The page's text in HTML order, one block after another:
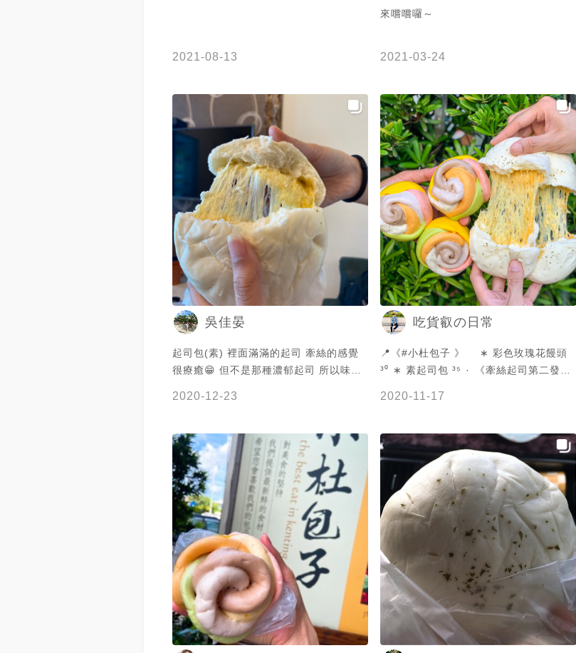
2021-08-13
來嚐嚐囉～
2021-03-24
吳佳晏
起司包(素) 裡面滿滿的起司 牽絲的感覺
很療癒😁 但不是那種濃郁起司 所以味道
2020-12-23
吃貨叡の日常
📍《#小杜包子 》⁣⁣⁣⁣⁣⁣⁣⁣⁣⁣⁣⁣⁣⁣⁣⁣ ∗ 彩色玫瑰花饅頭
³⁰⁣ ∗ 素起司包 ³⁵⁣ ·⁣⁣ 《牽絲起司第二發
嗎？⁣ ⁣ 彩色玫瑰花饅頭很繽紛超吸睛🌹⁣ 不
過吃起來其實跟一般饅頭一樣！⁣ 小編這
次還吃了辣獅子頭包 有夠好吃⁣ 重口味朋
友可以買！ 香辣帶勁超唰嘴⁣ 榮登心目中
第一名🥇⁣ 可惜忘了拍給大家看😅⁣ ·⁣⁣⁣⁣⁣⁣⁣⁣⁣⁣⁣⁣⁣⁣⁣⁣ 🏷️
標籤搜尋🔍 #叡叡吃屏東 ⁣⁣⁣⁣ 🏠屏東縣恆春
鎮恆公路20號⁣ ☎️08-8899608⁣ ⏰06:30-
20:00⁣ ·⁣⁣⁣⁣⁣⁣⁣⁣⁣⁣⁣⁣⁣⁣⁣⁣ #Rayの食記 #屏東 #恆春 #屏
東美食 #恆春美食 #銅板美食 #包子 #饅
頭 #屏東必吃 #屏東小吃 #foodgram
#instafood #foodtaiwan #foodporn
#foodie #fooddiary
2020-11-17